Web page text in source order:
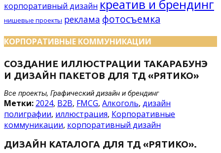
корпоративный дизайн креатив и брендинг
нишевые проекты реклама фотосъемка
КОРПОРАТИВНЫЕ КОММУНИКАЦИИ
СОЗДАНИЕ ИЛЛЮСТРАЦИИ ТАКАРАБУНЭ
И ДИЗАЙН ПАКЕТОВ ДЛЯ ТД «РЯТИКО»
Все проекты, Графический дизайн и брендинг
Метки: 2024, B2B, FMCG, Алкоголь, дизайн
полиграфии, иллюстрация, Корпоративные
коммуникации, корпоративный дизайн
ДИЗАЙН КАТАЛОГА ДЛЯ ТД «РЯТИКО».